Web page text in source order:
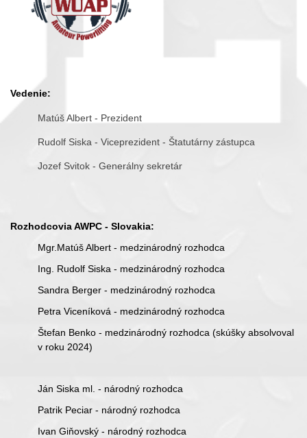
Vedenie:
Matúš Albert - Prezident
Rudolf Siska - Viceprezident - Štatutárny zástupca
Jozef Svitok - Generálny sekretár
Rozhodcovia AWPC - Slovakia:
Mgr.Matúš Albert - medzinárodný rozhodca
Ing. Rudolf Siska - medzinárodný rozhodca
Sandra Berger - medzinárodný rozhodca
Petra Viceníková - medzinárodný rozhodca
Štefan Benko - medzinárodný rozhodca (skúšky absolvoval
v roku 2024)
Ján Siska ml. - národný rozhodca
Patrik Peciar - národný rozhodca
Ivan Giňovský - národný rozhodca